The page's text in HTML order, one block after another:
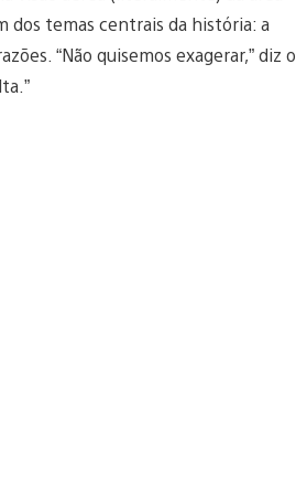
dos temas centrais da história: a
“Não quisemos exagerar,” diz o